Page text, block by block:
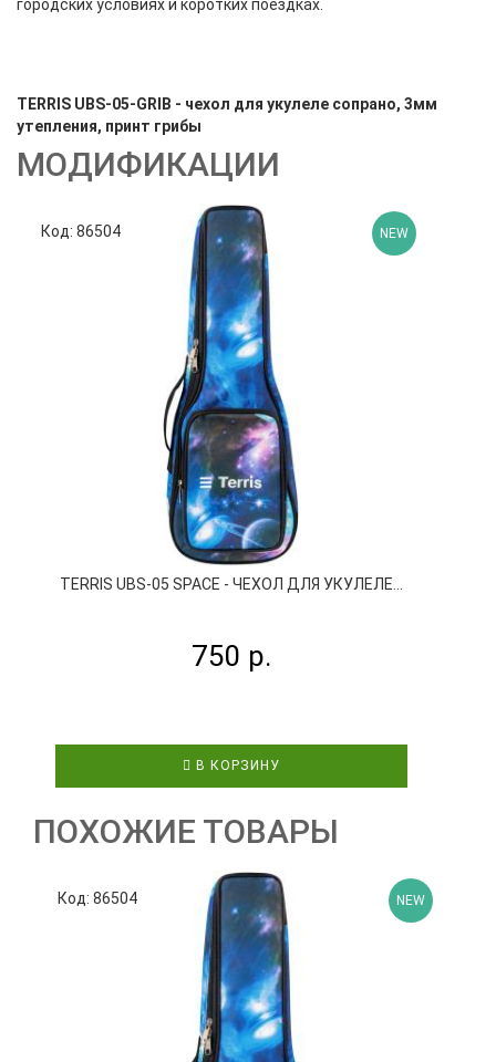
городских условиях и коротких поездках.
TERRIS UBS-05-GRIB - чехол для укулеле сопрано, 3мм
утепления, принт грибы
МОДИФИКАЦИИ
Код: 86504 NEW
TERRIS UBS-05 SPACE - ЧЕХОЛ ДЛЯ УКУЛЕЛЕ...
750 р.
В КОРЗИНУ
ПОХОЖИЕ ТОВАРЫ
Код: 86504 NEW